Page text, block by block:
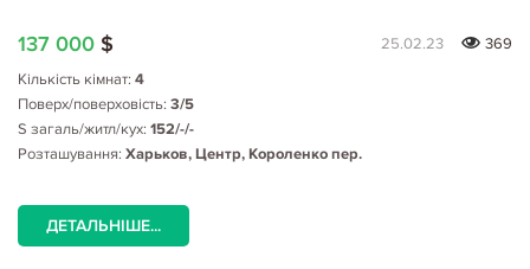
137 000 $ 25.02.23
369
Кількість кімнат: 4
Поверх/поверховість: 3/5
S загаль/житл/кух: 152/-/-
Розташування: Харьков, Центр, Короленко пер.
ДЕТАЛЬНІШЕ...